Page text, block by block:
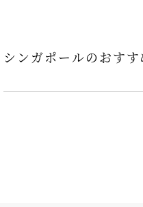
シンガポールのおす